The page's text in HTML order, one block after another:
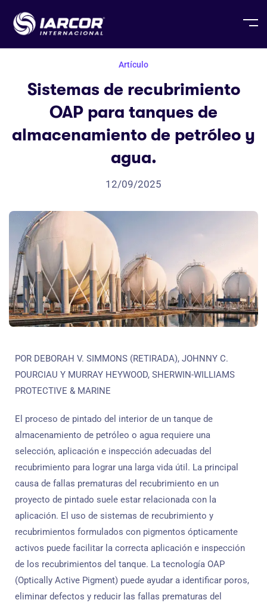
Artículo
Sistemas de recubrimiento
OAP para tanques de
almacenamiento de petróleo y
agua.
12/09/2025
POR DEBORAH V. SIMMONS (RETIRADA), JOHNNY C.
POURCIAU Y MURRAY HEYWOOD, SHERWIN-WILLIAMS
PROTECTIVE & MARINE
El proceso de pintado del interior de un tanque de
almacenamiento de petróleo o agua requiere una
selección, aplicación e inspección adecuadas del
recubrimiento para lograr una larga vida útil. La principal
causa de fallas prematuras del recubrimiento en un
proyecto de pintado suele estar relacionada con la
aplicación. El uso de sistemas de recubrimiento y
recubrimientos formulados con pigmentos ópticamente
activos puede facilitar la correcta aplicación e inspección
de los recubrimientos del tanque. La tecnología OAP
(Optically Active Pigment) puede ayudar a identificar poros,
eliminar defectos y reducir las fallas prematuras del